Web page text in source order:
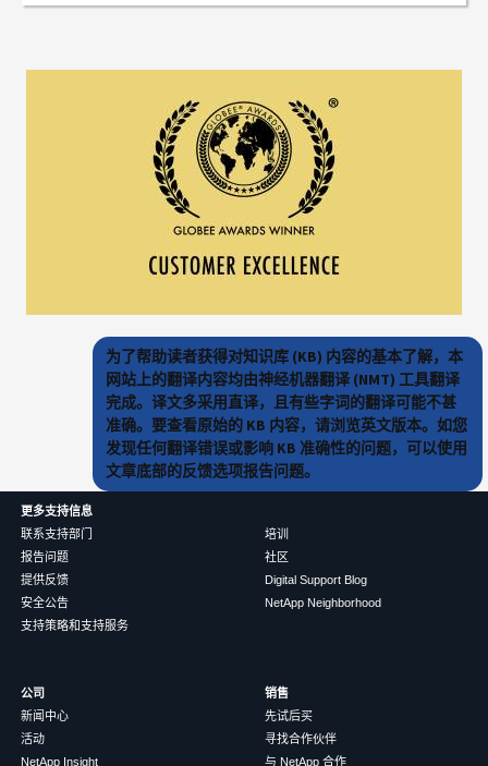
为了帮助读者获得对知识库 (KB) 内容的基本了解，本
网站上的翻译内容均由神经机器翻译 (NMT) 工具翻译
完成。译文多采用直译，且有些字词的翻译可能不甚
准确。要查看原始的 KB 内容，请浏览英文版本。如您
发现任何翻译错误或影响 KB 准确性的问题，可以使用
文章底部的反馈选项报告问题。
更多支持信息
联系支持部门
报告问题
提供反馈
安全公告
支持策略和支持服务
培训
社区
Digital Support Blog
NetApp Neighborhood
公司
新闻中心
活动
NetApp Insight
销售
先试后买
寻找合作伙伴
与 NetApp 合作